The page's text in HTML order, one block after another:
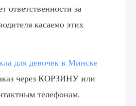
ответственности за
касаемо этих
для девочек в Минске
через КОРЗИНУ или
телефонам.